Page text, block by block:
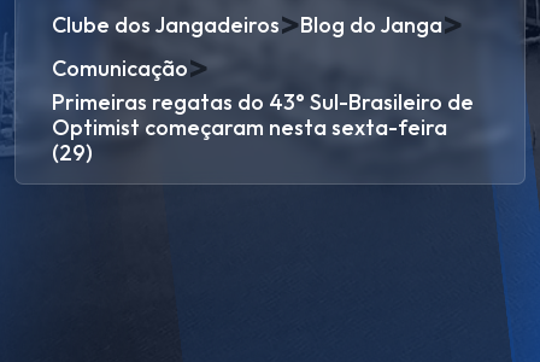
Clube dos Jangadeiros>Blog do Janga>
Comunicação>
Primeiras regatas do 43° Sul-Brasileiro de
Optimist começaram nesta sexta-feira
(29)